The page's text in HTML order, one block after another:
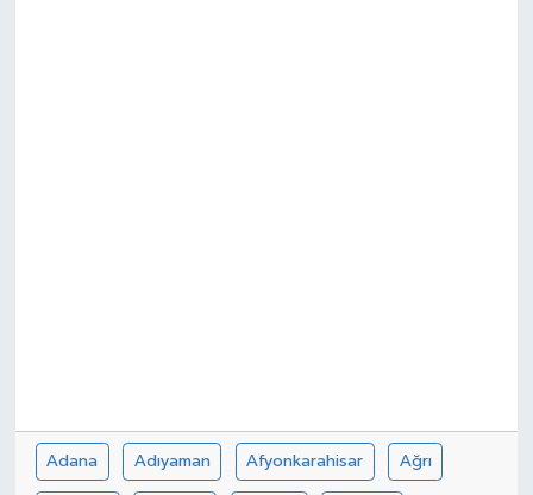
Adana Adıyaman Afyonkarahisar Ağrı
Sağlık & Yaşam